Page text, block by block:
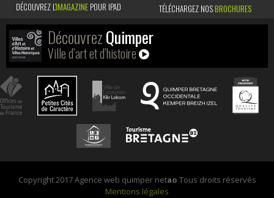
DÉCOUVREZ L’IMAGAZINE POUR IPAD TÉLÉCHARGEZ NOSBROCHURES
DécouvrezQuimper
Ville d’art et d’histoire
Copyright 2017 Agence web quimper netao Tous droits réservés
Mentions légales